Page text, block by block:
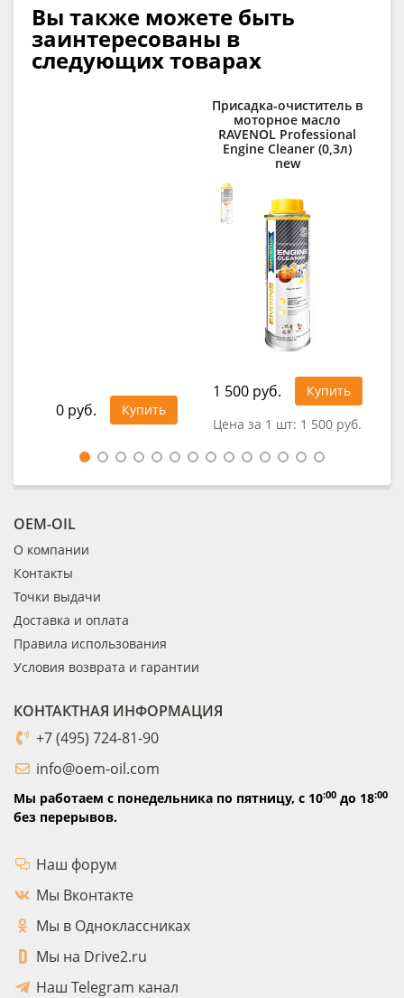
Вы также можете быть
заинтересованы в
следующих товарах
0 руб. Купить
Присадка-очиститель в
моторное масло
RAVENOL Professional
Engine Cleaner (0,3л)
new
1 500 руб.
Купить
Цена за 1 шт: 1 500 руб.
OEM-OIL
О компании
Контакты
Точки выдачи
Доставка и оплата
Правила использования
Условия возврата и гарантии
КОНТАКТНАЯ ИНФОРМАЦИЯ
+7 (495) 724-81-90
info@oem-oil.com
Мы работаем с понедельника по пятницу, с 10:00 до 18:00
без перерывов.
Наш форум
Мы Вконтакте
Мы в Одноклассниках
Мы на Drive2.ru
Наш Telegram канал